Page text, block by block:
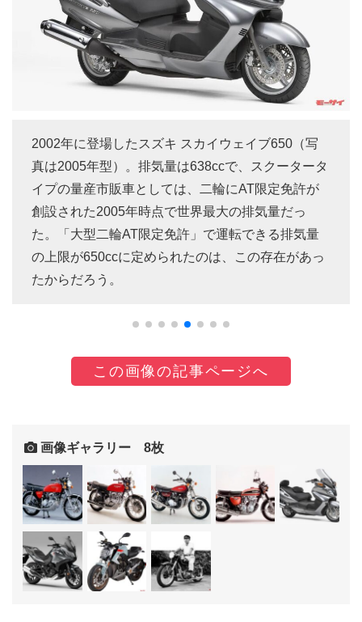
2002年に登場したスズキ スカイウェイブ650（写
真は2005年型）。排気量は638ccで、スクータータ
イプの量産市販車としては、二輪にAT限定免許が
創設された2005年時点で世界最大の排気量だっ
た。「大型二輪AT限定免許」で運転できる排気量
の上限が650ccに定められたのは、この存在があっ
たからだろう。
この画像の記事ページへ
画像ギャラリー 8枚